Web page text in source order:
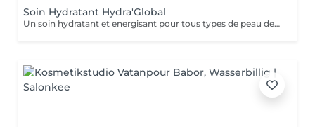
Soin Hydratant Hydra'Global
Un soin hydratant et energisant pour tous types de peau de tous ages. La peau se charge d'une nouvelle énergie et d'éclat, les rides de déshydratation sont atténuées, la peau est repulpée, lumineuse et fraiche.